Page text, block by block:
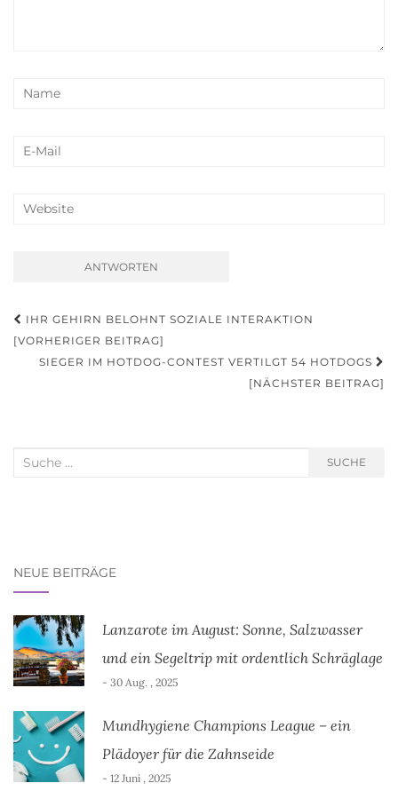
Beitrags-Navigation
IHR GEHIRN BELOHNT SOZIALE INTERAKTION
[VORHERIGER BEITRAG]
SIEGER IM HOTDOG-CONTEST VERTILGT 54 HOTDOGS
[NÄCHSTER BEITRAG]
Suche nach: SUCHE
NEUE BEITRÄGE
Lanzarote im August: Sonne, Salzwasser
und ein Segeltrip mit ordentlich Schräglage
- 30 Aug. , 2025
Mundhygiene Champions League – ein
Plädoyer für die Zahnseide
- 12 Juni , 2025